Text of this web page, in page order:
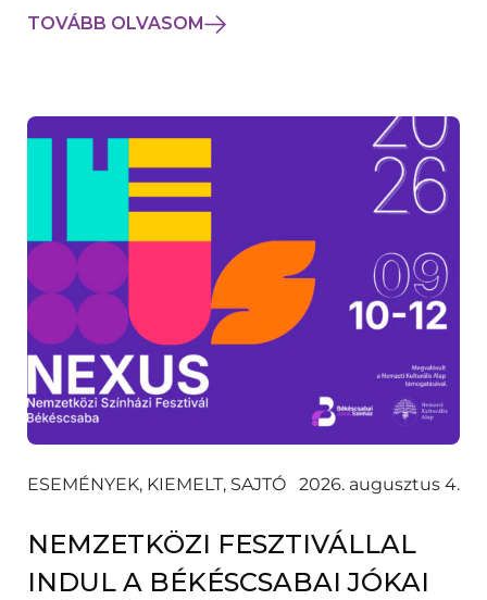
TOVÁBB OLVASOM
ESEMÉNYEK, KIEMELT, SAJTÓ 2026. augusztus 4.
NEMZETKÖZI FESZTIVÁLLAL
INDUL A BÉKÉSCSABAI JÓKAI